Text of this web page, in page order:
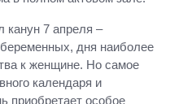
7 апреля –
дня наиболее
к женщине. Но самое
календаря и
приобретает особое